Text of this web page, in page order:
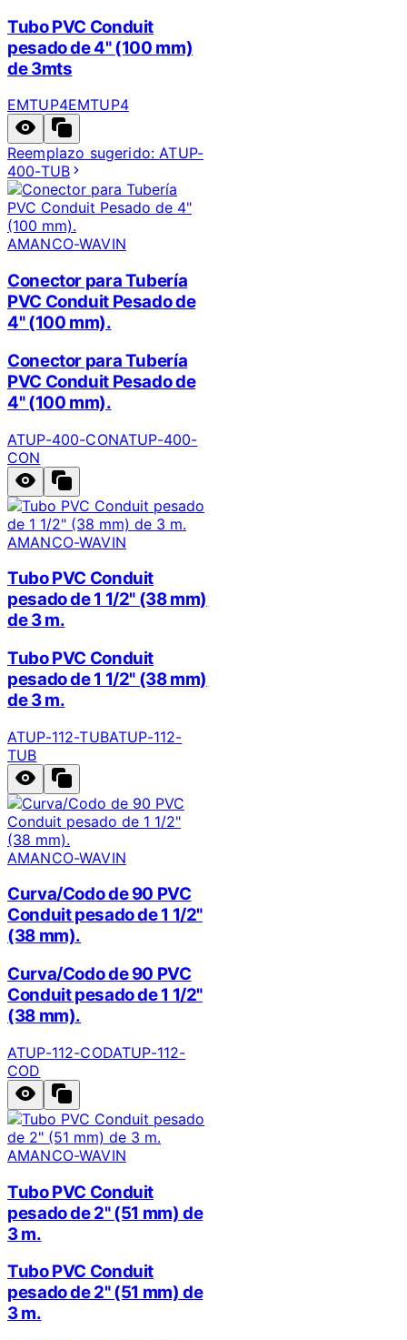
Tubo PVC Conduit
pesado de 4" (100 mm)
de 3mts
EMTUP4EMTUP4
Reemplazo sugerido:ATUP-
400-TUB
AMANCO-WAVIN
Conector para Tubería
PVC Conduit Pesado de
4" (100 mm).
Conector para Tubería
PVC Conduit Pesado de
4" (100 mm).
ATUP-400-CONATUP-400-
CON
AMANCO-WAVIN
Tubo PVC Conduit
pesado de 1 1/2" (38 mm)
de 3 m.
Tubo PVC Conduit
pesado de 1 1/2" (38 mm)
de 3 m.
ATUP-112-TUBATUP-112-
TUB
AMANCO-WAVIN
Curva/Codo de 90 PVC
Conduit pesado de 1 1/2"
(38 mm).
Curva/Codo de 90 PVC
Conduit pesado de 1 1/2"
(38 mm).
ATUP-112-CODATUP-112-
COD
AMANCO-WAVIN
Tubo PVC Conduit
pesado de 2" (51 mm) de
3 m.
Tubo PVC Conduit
pesado de 2" (51 mm) de
3 m.